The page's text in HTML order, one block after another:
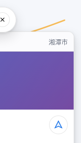
湘潭市